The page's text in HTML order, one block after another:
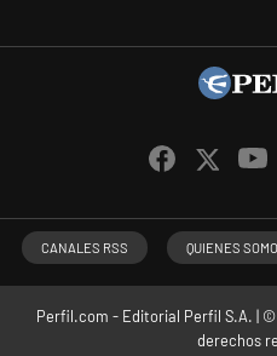
CANALES RSS QUIENES
Perfil.com - Editorial Perfil S.A. | ©
derechos